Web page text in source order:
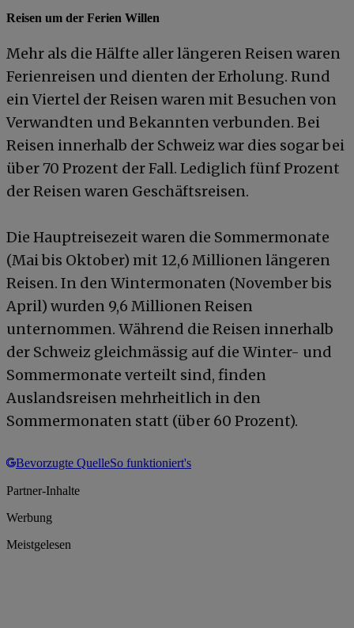
Reisen um der Ferien Willen
Mehr als die Hälfte aller längeren Reisen waren
Ferienreisen und dienten der Erholung. Rund
ein Viertel der Reisen waren mit Besuchen von
Verwandten und Bekannten verbunden. Bei
Reisen innerhalb der Schweiz war dies sogar bei
über 70 Prozent der Fall. Lediglich fünf Prozent
der Reisen waren Geschäftsreisen.
Die Hauptreisezeit waren die Sommermonate
(Mai bis Oktober) mit 12,6 Millionen längeren
Reisen. In den Wintermonaten (November bis
April) wurden 9,6 Millionen Reisen
unternommen. Während die Reisen innerhalb
der Schweiz gleichmässig auf die Winter- und
Sommermonate verteilt sind, finden
Auslandsreisen mehrheitlich in den
Sommermonaten statt (über 60 Prozent).
Bevorzugte QuelleSo funktioniert's
Partner-Inhalte
Werbung
Meistgelesen